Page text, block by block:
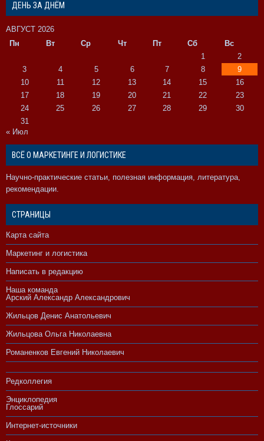
ДЕНЬ ЗА ДНЁМ
АВГУСТ 2026
Пн
Вт Ср Чт Пт Сб
Вс
1
2
3
4 5 6 7 8
9
10
11 12 13 14 15
16
17
18 19 20 21 22
23
24
25 26 27 28 29
30
31
« Июл
ВСЁ О МАРКЕТИНГЕ И ЛОГИСТИКЕ
Научно-практические статьи, полезная информация, литература,
рекомендации.
СТРАНИЦЫ
Карта сайта
Маркетинг и логистика
Написать в редакцию
Наша команда
Арский Александр Александрович
Жильцов Денис Анатольевич
Жильцова Ольга Николаевна
Романенков Евгений Николаевич
Редколлегия
Энциклопедия
Глоссарий
Интернет-источники